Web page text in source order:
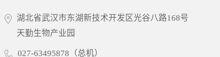
构，同时靶向LILRB4和CD3。其独特设计在于引
入空间位阻结构，有效降低了CD3抗体在无肿瘤
肿瘤细胞存在时特异性激活T细胞，从而在增强
化，积极培育壮大新质生产力，为全省生物医药
产业的高质量发展贡献更大力量。多年来，天勤
生物始终专注于药物非临床安全性评价、药效学
与药代动力学研究、生物分析、分子影像检测等
湖北省武汉市东湖新技术开发区光谷八路168号
天勤生物产业园
027-63495878（总机）